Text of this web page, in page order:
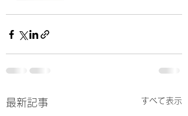
最新記事 すべて表示